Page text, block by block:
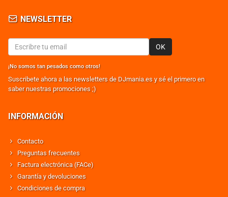
NEWSLETTER
OK
¡No somos tan pesados como otros!
Suscribete ahora a las newsletters de DJmania.es y sé el primero en
saber nuestras promociones ;)
INFORMACIÓN
Contacto
Preguntas frecuentes
Factura electrónica (FACe)
Garantía y devoluciones
Condiciones de compra